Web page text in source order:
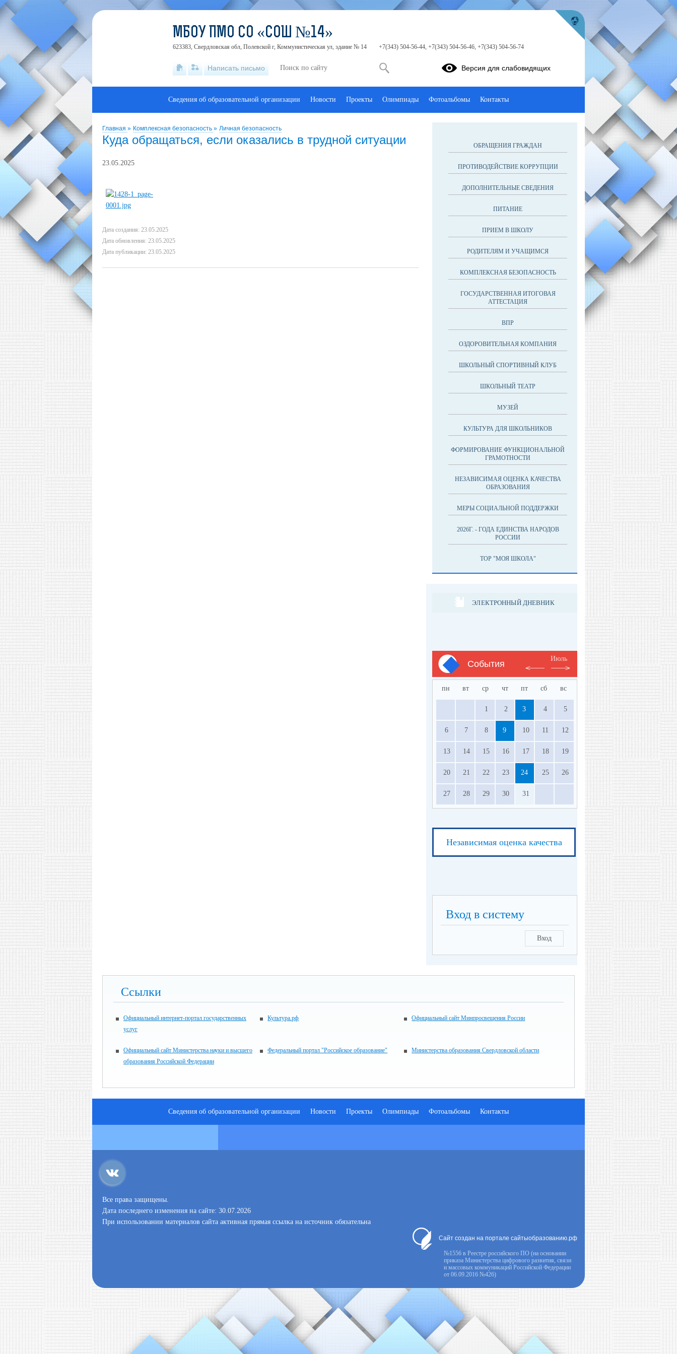
Главная » Комплексная безопасность » Личная безопасность
Куда обращаться, если оказались в трудной ситуации
23.05.2025
Дата создания: 23.05.2025
Дата обновления: 23.05.2025
Дата публикации: 23.05.2025
ОБРАЩЕНИЯ ГРАЖДАН
ПРОТИВОДЕЙСТВИЕ КОРРУПЦИИ
ДОПОЛНИТЕЛЬНЫЕ СВЕДЕНИЯ
ПИТАНИЕ
ПРИЕМ В ШКОЛУ
РОДИТЕЛЯМ И УЧАЩИМСЯ
КОМПЛЕКСНАЯ БЕЗОПАСНОСТЬ
ГОСУДАРСТВЕННАЯ ИТОГОВАЯ
АТТЕСТАЦИЯ
ВПР
ОЗДОРОВИТЕЛЬНАЯ КОМПАНИЯ
ШКОЛЬНЫЙ СПОРТИВНЫЙ КЛУБ
ШКОЛЬНЫЙ ТЕАТР
МУЗЕЙ
КУЛЬТУРА ДЛЯ ШКОЛЬНИКОВ
ФОРМИРОВАНИЕ ФУНКЦИОНАЛЬНОЙ
ГРАМОТНОСТИ
НЕЗАВИСИМАЯ ОЦЕНКА КАЧЕСТВА
ОБРАЗОВАНИЯ
МЕРЫ СОЦИАЛЬНОЙ ПОДДЕРЖКИ
2026Г. - ГОДА ЕДИНСТВА НАРОДОВ
РОССИИ
ТОР "МОЯ ШКОЛА"
ЭЛЕКТРОННЫЙ ДНЕВНИК
События
Июль
пн вт ср чт пт сб вс
1 2 3 4 5
6 7 8 9 10 11 12
13 14 15 16 17 18 19
20 21 22 23 24 25 26
27 28 29 30 31
Независимая оценка качества
Вход в систему
Вход
Ссылки
Официальный интернет-портал государственных
услуг
Культура.рф Официальный сайт Минпросвещения России
Официальный сайт Министерства науки и высшего
образования Российской Федерации
Федеральный портал "Российское образование" Министерства образования Свердловской области
МБОУ ПМО СО «СОШ №14»
623383, Свердловская обл, Полевской г, Коммунистическая ул, здание № 14 +7(343) 504-56-44, +7(343) 504-56-46, +7(343) 504-56-74
Написать письмо Версия для слабовидящих
Сведения об образовательной организации Новости Проекты Олимпиады Фотоальбомы Контакты
Сведения об образовательной организации Новости Проекты Олимпиады Фотоальбомы Контакты
Все права защищены.
Дата последнего изменения на сайте: 30.07.2026
При использовании материалов сайта активная прямая ссылка на источник обязательна
Сайт создан на портале сайтыобразованию.рф
№1556 в Реестре российского ПО (на основании
приказа Министерства цифрового развития, связи
и массовых коммуникаций Российской Федерации
от 06.09.2016 №426)